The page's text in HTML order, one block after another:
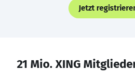
Jetzt
21 Mio. XING